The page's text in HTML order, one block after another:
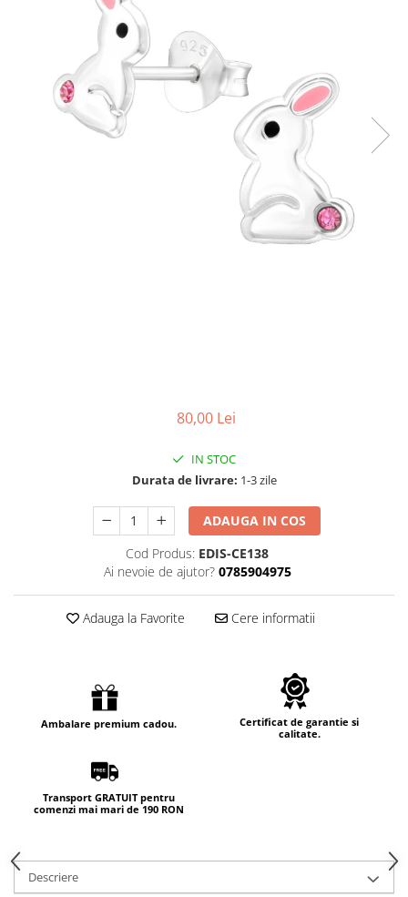
80,00 Lei
IN STOC
Durata de livrare: 1-3 zile
ADAUGA IN COS
Cod Produs: EDIS-CE138
Ai nevoie de ajutor? 0785904975
Adauga la Favorite Cere informatii
Ambalare premium cadou.
Certificat de garantie si
calitate.
Transport GRATUIT pentru
comenzi mai mari de 190 RON
Descriere